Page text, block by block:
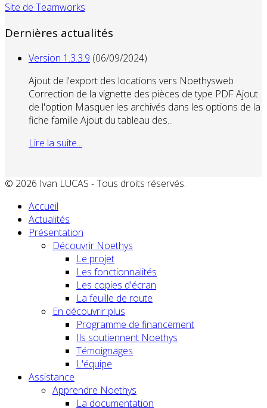
Site de Teamworks
Dernières actualités
Version 1.3.3.9 (06/09/2024)
Ajout de l'export des locations vers Noethysweb
Correction de la vignette des pièces de type PDF Ajout
de l'option Masquer les archivés dans les options de la
fiche famille Ajout du tableau des...
Lire la suite...
© 2026 Ivan LUCAS - Tous droits réservés.
Accueil
Actualités
Présentation
Découvrir Noethys
Le projet
Les fonctionnalités
Les copies d'écran
La feuille de route
En découvrir plus
Programme de financement
Ils soutiennent Noethys
Témoignages
L'équipe
Assistance
Apprendre Noethys
La documentation